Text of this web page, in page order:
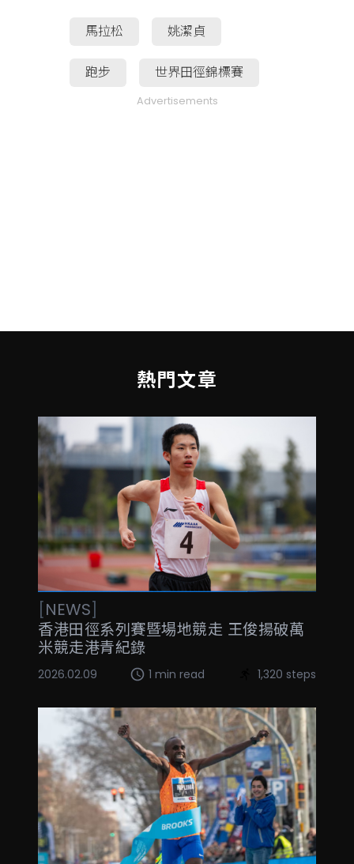
馬拉松 姚潔貞
跑步 世界田徑錦標賽
Advertisements
熱門文章
[NEWS]
香港田徑系列賽暨場地競走 王俊揚破萬
米競走港青紀錄
2026.02.09 1 min read 1,320 steps